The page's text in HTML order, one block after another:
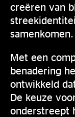
creëren van
samenkomen.
Met een
benadering
ontwikkeld
De keuze
onderstreept